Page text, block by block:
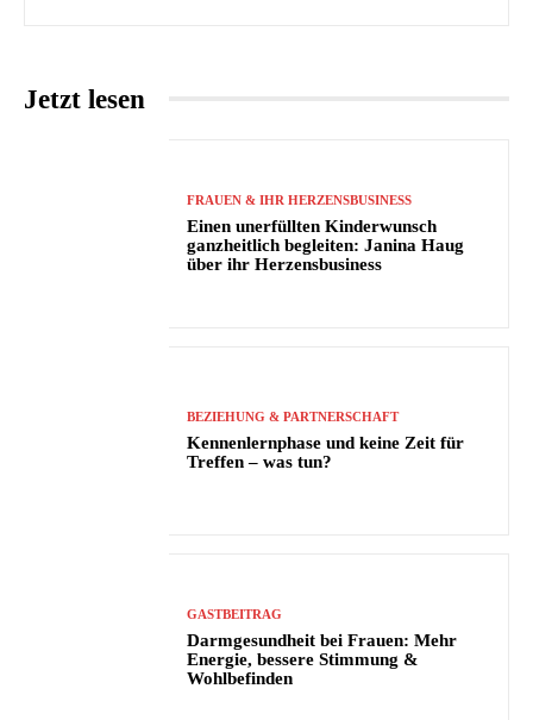
Jetzt lesen
FRAUEN & IHR HERZENSBUSINESS
Einen unerfüllten Kinderwunsch
ganzheitlich begleiten: Janina Haug
über ihr Herzensbusiness
BEZIEHUNG & PARTNERSCHAFT
Kennenlernphase und keine Zeit für
Treffen – was tun?
GASTBEITRAG
Darmgesundheit bei Frauen: Mehr
Energie, bessere Stimmung &
Wohlbefinden